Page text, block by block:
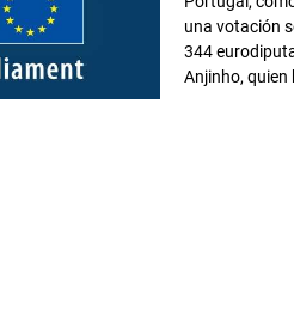
una votación
344
Anjinho, quien